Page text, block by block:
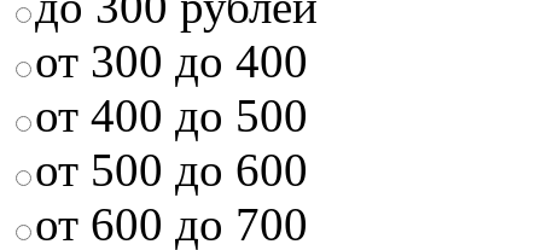
от 300 до 400
от 400 до 500
от 500 до 600
от 600 до 700